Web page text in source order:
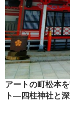
アートの町松本
ト―四柱神社と